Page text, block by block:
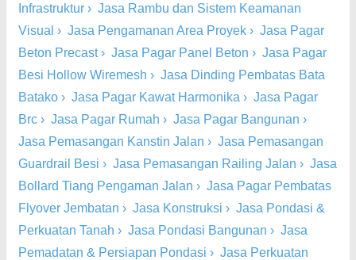
Infrastruktur › Jasa Rambu dan Sistem Keamanan
Visual › Jasa Pengamanan Area Proyek › Jasa Pagar
Beton Precast› Jasa Pagar Panel Beton › Jasa Pagar
Besi Hollow Wiremesh › Jasa Dinding Pembatas Bata
Batako › Jasa Pagar Kawat Harmonika › Jasa Pagar
Brc › Jasa Pagar Rumah › Jasa Pagar Bangunan ›
Jasa Pemasangan Kanstin Jalan › Jasa Pemasangan
Guardrail Besi › Jasa Pemasangan Railing Jalan › Jasa
Bollard Tiang Pengaman Jalan › Jasa Pagar Pembatas
Flyover Jembatan › Jasa Konstruksi › Jasa Pondasi &
Perkuatan Tanah › Jasa Pondasi Bangunan › Jasa
Pemadatan & Persiapan Pondasi › Jasa Perkuatan